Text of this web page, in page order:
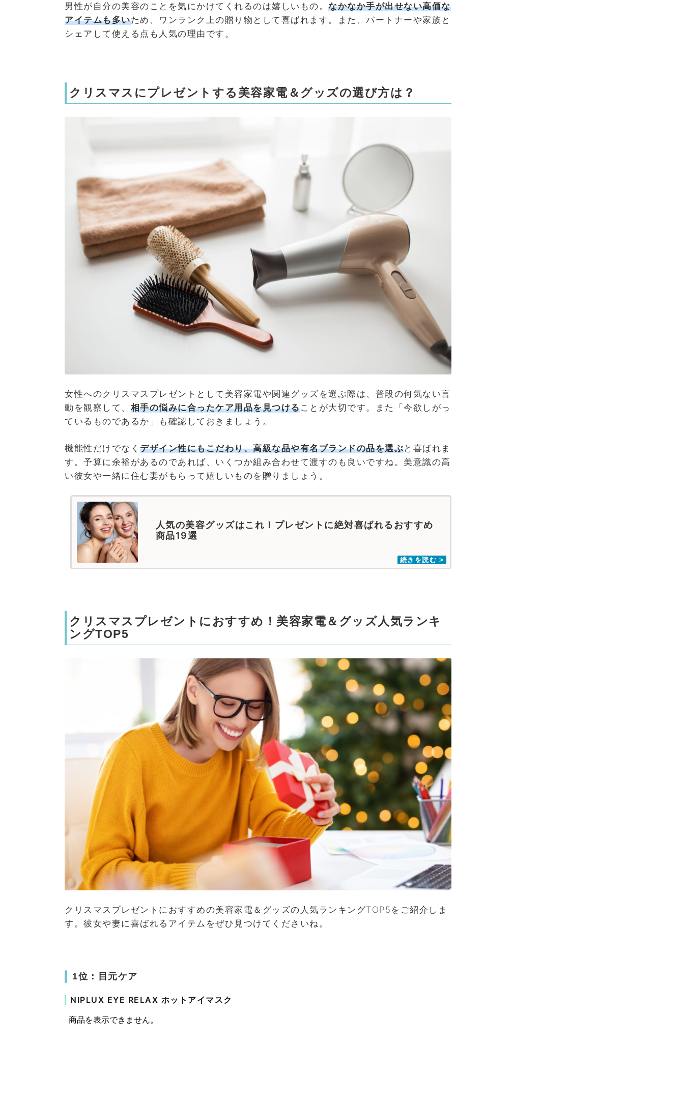
男性が自分の美容のことを気にかけてくれるのは嬉しいもの。 なかなか手が出せない高価な
アイテムも多いため、ワンランク上の贈り物として喜ばれます。また、パートナーや家族と
シェアして使える点も人気の理由です。
クリスマスにプレゼントする美容家電＆グッズの選び方は？
女性へのクリスマスプレゼントとして美容家電や関連グッズを選ぶ際は、普段の何気ない言
動を観察して、 相手の悩みに合ったケア用品を見つけることが大切です。また「今欲しがっ
ているものであるか」も確認しておきましょう。
機能性だけでなく デザイン性にもこだわり、高級な品や有名ブランドの品を選ぶと喜ばれま
す。予算に余裕があるのであれば、いくつか組み合わせて渡すのも良いですね。美意識の高
い彼女や一緒に住む妻がもらって嬉しいものを贈りましょう。
人気の美容グッズはこれ！プレゼントに絶対喜ばれるおすすめ
商品19選
クリスマスプレゼントにおすすめ！美容家電＆グッズ人気ランキ
ングTOP5
クリスマスプレゼントにおすすめの美容家電＆グッズの人気ランキングTOP5をご紹介しま
す。彼女や妻に喜ばれるアイテムをぜひ見つけてくださいね。
1位：目元ケア
NIPLUX EYE RELAX ホットアイマスク